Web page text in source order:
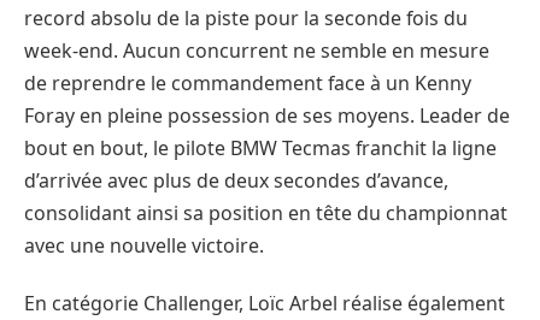
record absolu de la piste pour la seconde fois du
week-end. Aucun concurrent ne semble en mesure
de reprendre le commandement face à un Kenny
Foray en pleine possession de ses moyens. Leader de
bout en bout, le pilote BMW Tecmas franchit la ligne
d’arrivée avec plus de deux secondes d’avance,
consolidant ainsi sa position en tête du championnat
avec une nouvelle victoire.
En catégorie Challenger, Loïc Arbel réalise également